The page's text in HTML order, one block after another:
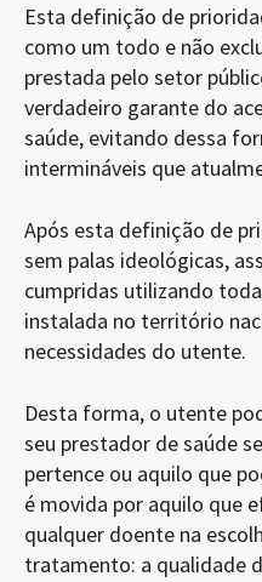
Esta definição de
como um todo e não
prestada pelo setor
verdadeiro garante do
saúde, evitando dessa
intermináveis que
Após esta definição de
sem palas ideológicas,
cumpridas utilizando
instalada no território
necessidades do utente.
Desta forma, o utente
seu prestador de saúde
pertence ou aquilo que
é movida por aquilo que
qualquer doente na
tratamento: a qualidade